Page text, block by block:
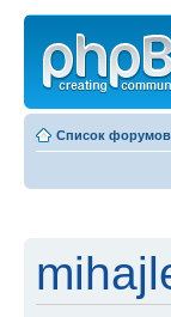
Список форумов